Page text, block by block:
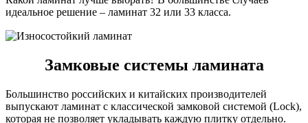
идеальное решение – ламинат 32 или 33 класса.
Замковые системы ламината
Большинство российских и китайских производителей
выпускают ламинат с классической замковой системой (Lock),
которая не позволяет укладывать каждую плитку отдельно.